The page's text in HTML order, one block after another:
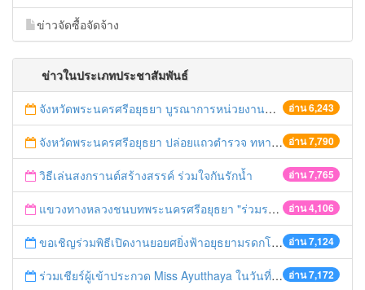
ข่าวจัดซื้อจัดจ้าง
ข่าวในประเภทประชาสัมพันธ์
อ่าน 6,243
จังหวัดพระนครศรีอยุธยา บูรณาการหน่วยงานที่เกี่ยวข้อง ลงพื้นที่จัดระเบียบและดำเนินมาตรการตามบทลงโทษสูงสุดกับผู้ประกอบการร้านค้าที่ยังฝ่าฝืนตั้งร้านค้ารุกล้ำเขตพื้นที่ทางหลวง เตรียมความปลอดภัยก่อนเทศกาลสงกรานต์
อ่าน 7,790
จังหวัดพระนครศรีอยุธยา ปล่อยแถวตำรวจ ทหาร ฝ่ายปกครอง กว่า 100 นาย ตรวจเข้มท่ารถสาธารณะ สถานีขนส่งรถโดยสาร วินรถตู้ และสถานีรถไฟ เตรียมรับมือเทศกาลสงกรานต์
อ่าน 7,765
วิธีเล่นสงกรานต์สร้างสรรค์ ร่วมใจกันรักน้ำ
อ่าน 4,106
แขวงทางหลวงชนบทพระนครศรีอยุธยา "ร่วมรณรงค์ ขับช้า เปิดไฟหน้า คาดเข็มขัด" เทศกาลสงกรานต์ ปี 2561
อ่าน 7,124
ขอเชิญร่วมพิธีเปิดงานยอยศยิ่งฟ้าอยุธยามรดกโลก
อ่าน 7,172
ร่วมเชียร์ผู้เข้าประกวด Miss Ayutthaya ในวันที่ 15 ธันวาคม 2560